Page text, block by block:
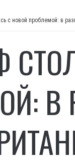
с новой проблемой: в
В